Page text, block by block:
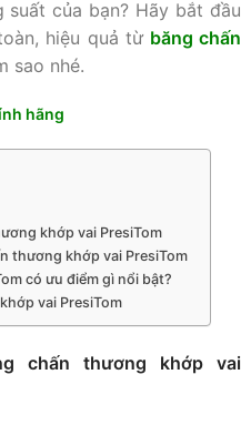
của bạn? Hãy bắt đầu
hiệu quả từ băng chấn
sao nhé.
hãng
khớp vai PresiTom
thương khớp vai PresiTom
có ưu điểm gì nổi bật?
vai PresiTom
chấn thương khớp vai